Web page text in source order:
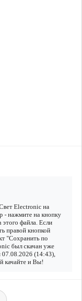
Electronic на
- нажмите на кнопку
этого файла. Если
правой кнопкой
"Сохранить по
был скачан уже
07.08.2026 (14:43),
качайте и Вы!